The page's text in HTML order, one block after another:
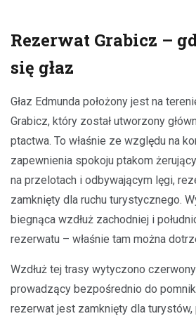
Rezerwat Grabicz –
się głaz
Głaz Edmunda położony jest na
Grabicz, który został utworzony
ptactwa. To właśnie ze względu na
zapewnienia spokoju ptakom
na przelotach i odbywającym lęgi,
zamknięty dla ruchu turystycznego.
biegnąca wzdłuż zachodniej i
rezerwatu – właśnie tam można
Wzdłuż tej trasy wytyczono
prowadzący bezpośrednio do
rezerwat jest zamknięty dla